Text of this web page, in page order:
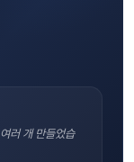
러 개 만들었습